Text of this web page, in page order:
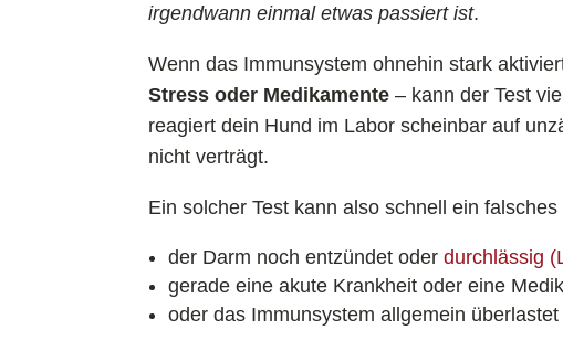
irgendwann einmal etwas passiert ist.
Wenn das Immunsystem ohnehin stark
Stress oder Medikamente – kann der Test
reagiert dein Hund im Labor scheinbar auf
nicht verträgt.
Ein solcher Test kann also schnell ein
der Darm noch entzündet oder durchlässig
gerade eine akute Krankheit oder eine
oder das Immunsystem allgemein überlastet